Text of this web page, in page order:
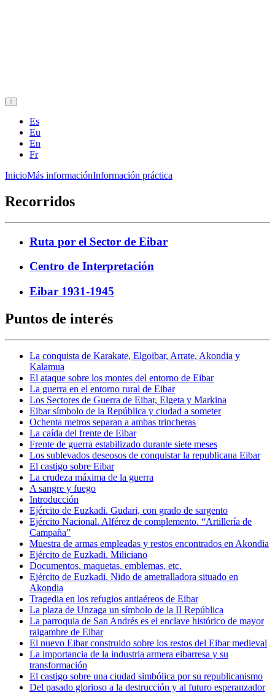
Es
Eu
En
Fr
InicioMás informaciónInformación práctica
Recorridos
Ruta por el Sector de Eibar
Centro de Interpretación
Eibar 1931-1945
Puntos de interés
La conquista de Karakate, Elgoibar, Arrate, Akondia y
Kalamua
El ataque sobre los montes del entorno de Eibar
La guerra en el entorno rural de Eibar
Los Sectores de Guerra de Eibar, Elgeta y Markina
Eibar símbolo de la República y ciudad a someter
Ochenta metros separan a ambas trincheras
La caída del frente de Eibar
Frente de guerra estabilizado durante siete meses
Los sublevados deseosos de conquistar la republicana Eibar
El castigo sobre Eibar
La crudeza máxima de la guerra
A sangre y fuego
Introducción
Ejército de Euzkadi. Gudari, con grado de sargento
Ejército Nacional. Alférez de complemento. “Artillería de
Campaña”
Muestra de armas empleadas y restos encontrados en Akondia
Ejército de Euzkadi. Miliciano
Documentos, maquetas, emblemas, etc.
Ejército de Euzkadi. Nido de ametralladora situado en
Akondia
Tragedia en los refugios antiaéreos de Eibar
La plaza de Unzaga un símbolo de la II República
La parroquia de San Andrés es el enclave histórico de mayor
raigambre de Eibar
El nuevo Eibar construido sobre los restos del Eibar medieval
La importancia de la industria armera eibarresa y su
transformación
El castigo sobre una ciudad simbólica por su republicanismo
Del pasado glorioso a la destrucción y al futuro esperanzador